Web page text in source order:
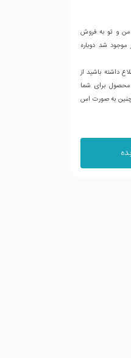
من و تو به فروش
شد دوباره
داشته باشید از
محصول برای شما
به صورت اس